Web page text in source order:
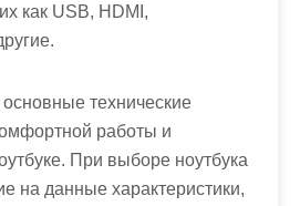
как USB, HDMI,
технические
работы и
При выборе ноутбука
на данные характеристики,